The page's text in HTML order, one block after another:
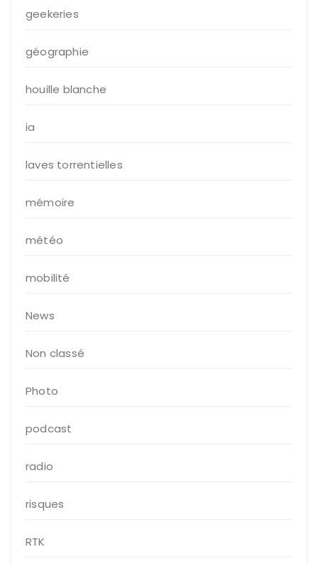
geekeries
géographie
houille blanche
ia
laves torrentielles
mémoire
météo
mobilité
News
Non classé
Photo
podcast
radio
risques
RTK